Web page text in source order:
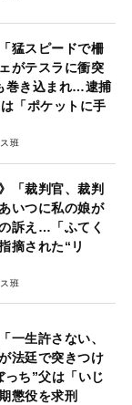
猛スピードで柵
がテスラに衝突
巻き込まれ…逮捕
「ポケットに手
班
「裁判官、裁判
いつに私の娘が
訴え…「ふてく
摘された“リ
班
一生許さない、
法廷で突きつけ
ち”父は「いじ
懲役を求刑